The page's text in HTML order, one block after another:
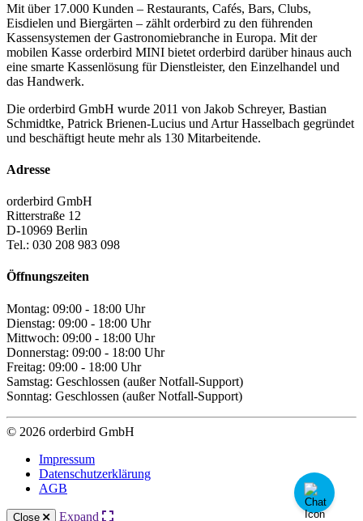
Mit über 17.000 Kunden – Restaurants, Cafés, Bars, Clubs,
Eisdielen und Biergärten – zählt orderbird zu den führenden
Kassensystemen der Gastronomiebranche in Europa. Mit der
mobilen Kasse orderbird MINI bietet orderbird darüber hinaus auch
eine smarte Kassenlösung für Dienstleister, den Einzelhandel und
das Handwerk.
Die orderbird GmbH wurde 2011 von Jakob Schreyer, Bastian
Schmidtke, Patrick Brienen-Lucius und Artur Hasselbach gegründet
und beschäftigt heute mehr als 130 Mitarbeitende.
Adresse
orderbird GmbH
Ritterstraße 12
D-10969 Berlin
Tel.: 030 208 983 098
Öffnungszeiten
Montag: 09:00 - 18:00 Uhr
Dienstag: 09:00 - 18:00 Uhr
Mittwoch: 09:00 - 18:00 Uhr
Donnerstag: 09:00 - 18:00 Uhr
Freitag: 09:00 - 18:00 Uhr
Samstag: Geschlossen (außer Notfall-Support)
Sonntag: Geschlossen (außer Notfall-Support)
© 2026 orderbird GmbH
Impressum
Datenschutzerklärung
AGB
Close Expand